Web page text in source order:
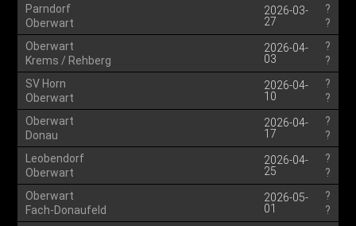
Parndorf
Oberwart
2026-03-
27
?
?
Oberwart
Krems / Rehberg
2026-04-
03
?
?
SV Horn
Oberwart
2026-04-
10
?
?
Oberwart
Donau
2026-04-
17
?
?
Leobendorf
Oberwart
2026-04-
25
?
?
Oberwart
Fach-Donaufeld
2026-05-
01
?
?